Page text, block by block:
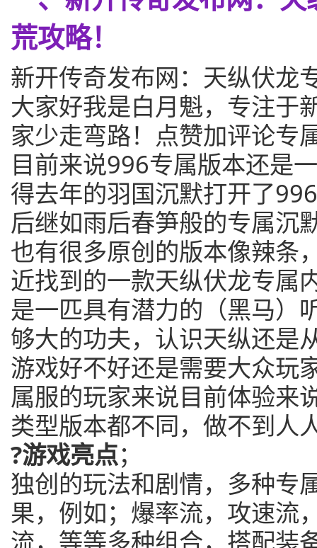
荒攻略！
新开传奇发布网：天纵伏龙
大家好我是白月魁，专注于
家少走弯路！点赞加评论专
目前来说996专属版本还是
得去年的羽国沉默打开了
后继如雨后春笋般的专属沉
也有很多原创的版本像辣条
近找到的一款天纵伏龙专属
是一匹具有潜力的（黑马）
够大的功夫，认识天纵还是
游戏好不好还是需要大众玩
属服的玩家来说目前体验来
类型版本都不同，做不到人
?游戏亮点；
独创的玩法和剧情，多种专
果，例如；爆率流，攻速流
流，等等多种组合，搭配装